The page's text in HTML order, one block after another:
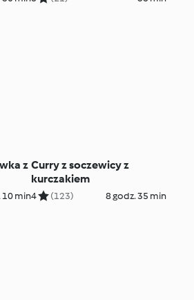
z
10 min
Curry z soczewicy z
kurczakiem
4 (123) 8 godz. 35 min